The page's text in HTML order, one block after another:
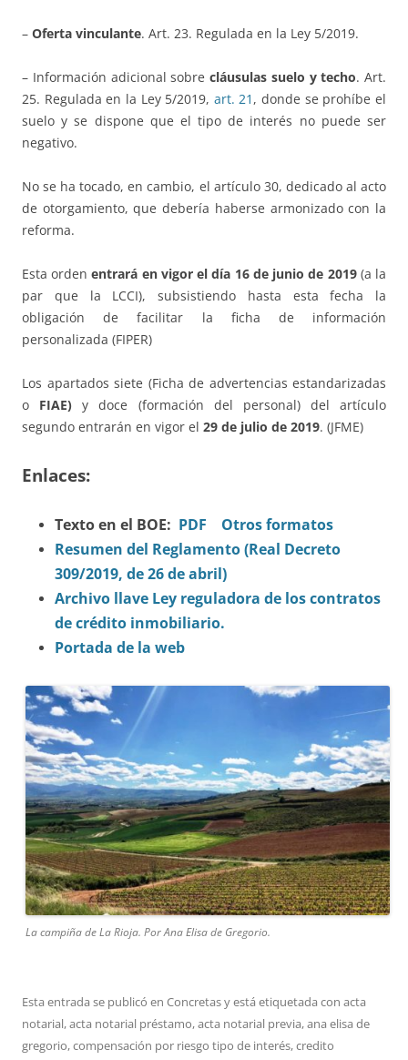
– Oferta vinculante. Art. 23. Regulada en la Ley 5/2019.
– Información adicional sobre cláusulas suelo y techo. Art.
25. Regulada en la Ley 5/2019, art. 21 , donde se prohíbe el
suelo y se dispone que el tipo de interés no puede ser
negativo.
No se ha tocado, en cambio, el artículo 30, dedicado al acto
de otorgamiento, que debería haberse armonizado con la
reforma.
Esta ordenentrará en vigor el día 16 de junio de 2019(a la
par que la LCCI), subsistiendo hasta esta fecha la
obligación de facilitar la ficha de información
personalizada (FIPER)
Los apartados siete (Ficha de advertencias estandarizadas
o FIAE) y doce (formación del personal) del artículo
segundo entrarán en vigor el 29 de julio de 2019. (JFME)
Enlaces:
Texto en el BOE: PDF
Otros formatos
Resumen del Reglamento (Real Decreto
309/2019, de 26 de abril)
Archivo llave Ley reguladora de los contratos
de crédito inmobiliario.
Portada de la web
La campiña de La Rioja. Por Ana Elisa de Gregorio.
Esta entrada se publicó en Concretasy está etiquetada con acta
notarial,acta notarial préstamo,acta notarial previa,ana elisa de
gregorio,compensación por riesgo tipo de interés,credito